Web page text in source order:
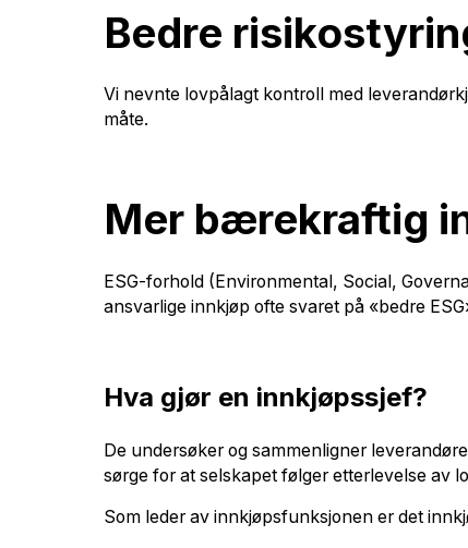
Bedre
Vi nevnte lovpålagt kontroll med
måte.
Mer bærekraftig
ESG-forhold (Environmental, Social,
ansvarlige innkjøp ofte svaret på «bedre
Hva gjør en innkjøpssjef?
De undersøker og sammenligner
sørge for at selskapet følger etterlevelse av
Som leder av innkjøpsfunksjonen er det